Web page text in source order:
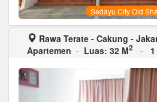
Sedayu City Old
Rawa Terate - Cakung -
Apartemen - Luas: 32 M2 -